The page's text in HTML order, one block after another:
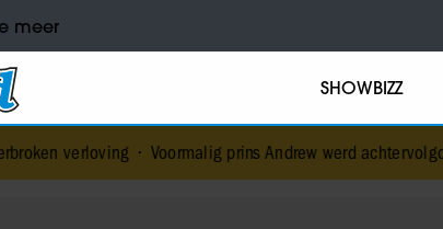
meer
SHOWBIZZ
•Voormalig prins Andrew werd achtervolgd door